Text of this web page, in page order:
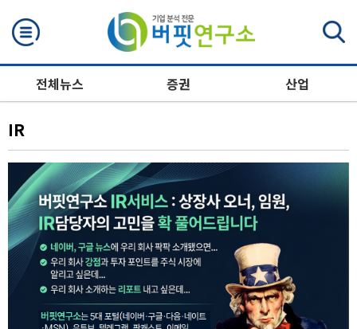
전체뉴스 증권 산업
IR
검색